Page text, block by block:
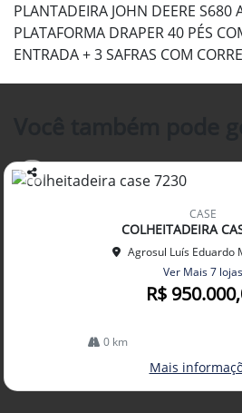
PLANTADEIRA JOHN DEERE S680
PLATAFORMA DRAPER 40 PÉS
ENTRADA + 3 SAFRAS COM
Co
CASE
COLHEITADEIRA
Agrosul Luís Eduardo
Ver Mais 7 lojas
R$
0 km
Mais